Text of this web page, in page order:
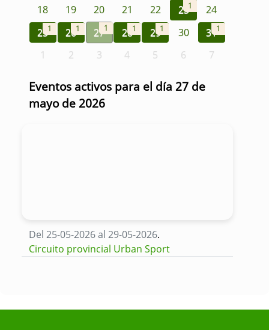
18
19 20 21 22 231
24
251 261 271 281 291 30 311
1 2 3 4 5 6 7
Eventos activos para el día 27 de
mayo de 2026
Del 25-05-2026 al 29-05-2026.
Circuito provincial Urban Sport